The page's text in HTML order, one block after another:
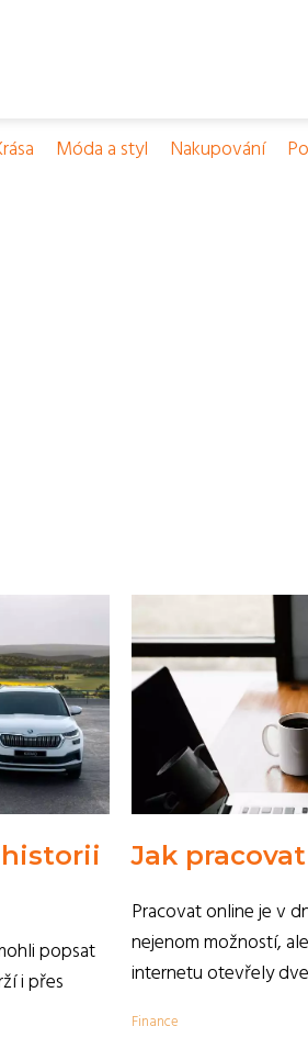
Móda a styl Nakupování
historii
popsat
i přes
Jak
Pracovat online je v
nejenom možností,
internetu otevřely
Finance